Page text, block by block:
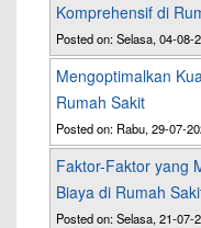
Komprehensif di
Posted on: Selasa, 04-08-
Mengoptimalkan
Rumah Sakit
Posted on: Rabu, 29-07-
Faktor-Faktor yang
Biaya di Rumah
Posted on: Selasa, 21-07-